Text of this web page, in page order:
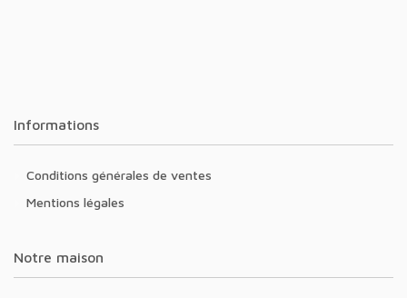
Informations
Conditions générales de ventes
Mentions légales
Notre maison